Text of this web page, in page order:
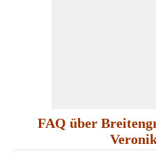
FAQ über